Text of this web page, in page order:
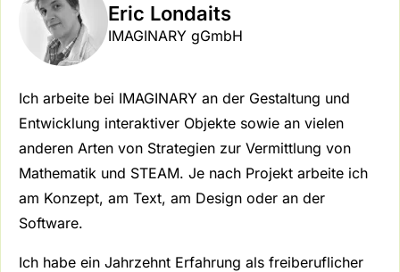
Eric Londaits
IMAGINARY gGmbH
Ich arbeite bei IMAGINARY an der Gestaltung und
Entwicklung interaktiver Objekte sowie an vielen
anderen Arten von Strategien zur Vermittlung von
Mathematik und STEAM. Je nach Projekt arbeite ich
am Konzept, am Text, am Design oder an der
Software.
Ich habe ein Jahrzehnt Erfahrung als freiberuflicher